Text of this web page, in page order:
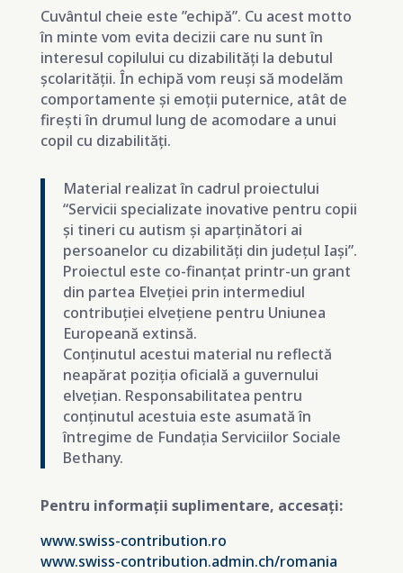
Cuvântul cheie este ”echipă”. Cu acest motto
în minte vom evita decizii care nu sunt în
interesul copilului cu dizabilități la debutul
școlarității. În echipă vom reuși să modelăm
comportamente și emoții puternice, atât de
firești în drumul lung de acomodare a unui
copil cu dizabilități.
Material realizat în cadrul proiectului
“Servicii specializate inovative pentru copii
și tineri cu autism și aparținători ai
persoanelor cu dizabilități din județul Iași”.
Proiectul este co-finanțat printr-un grant
din partea Elveției prin intermediul
contribuției elvețiene pentru Uniunea
Europeană extinsă.
Conținutul acestui material nu reflectă
neapărat poziția oficială a guvernului
elvețian. Responsabilitatea pentru
conținutul acestuia este asumată în
întregime de Fundația Serviciilor Sociale
Bethany.
Pentru informații suplimentare, accesați:
www.swiss-contribution.ro
www.swiss-contribution.admin.ch/romania